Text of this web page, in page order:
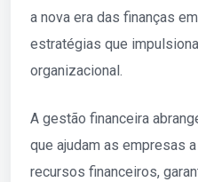
a nova era das finanças
estratégias que
organizacional.
A gestão financeira
que ajudam as empresas
recursos financeiros,